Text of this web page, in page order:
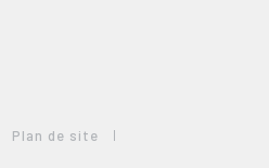
Plan de site